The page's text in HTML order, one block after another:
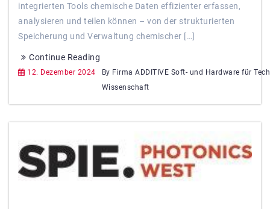
integrierten Tools chemische Daten effizienter erfassen,
analysieren und teilen können – von der strukturierten
Speicherung und Verwaltung chemischer […]
Continue Reading
12. Dezember 2024
By Firma ADDITIVE Soft- und Hardware für
Wissenschaft